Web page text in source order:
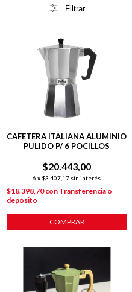
Filtrar
CAFETERA ITALIANA ALUMINIO
PULIDO P/ 6 POCILLOS
$20.443,00
6 x $3.407,17 sin interés
$18.398,70con Transferencia o
depósito
COMPRAR